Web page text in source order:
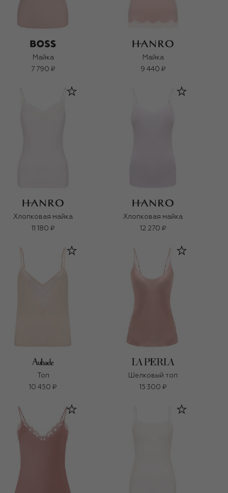
Майка
7 790 ₽
Майка
9 440 ₽
Хлопковая майка
11 180 ₽
Хлопковая майка
12 270 ₽
Топ
10 450 ₽
Шелковый топ
15 300 ₽